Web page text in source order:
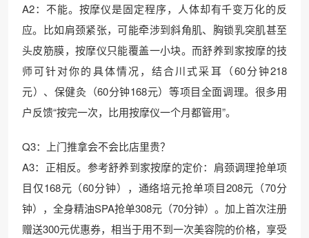
A2：不能。按摩仪是固定程序，人体却有千变万化的反
应。比如肩颈紧张，可能牵涉到斜角肌、胸锁乳突肌甚至
头皮筋膜，按摩仪只能覆盖一小块。而舒养到家按摩的技
师可针对你的具体情况，结合川式采耳（60分钟218
元）、保健灸（60分钟168元）等项目全面调理。很多用
户反馈“按完一次，比用按摩仪一个月都管用”。
Q3：上门推拿会不会比店里贵？
A3：正相反。参考舒养到家按摩的定价：肩颈调理抢单项
目仅168元（60分钟），通络培元抢单项目208元（70分
钟），全身精油SPA抢单308元（70分钟）。加上首次注册
赠送300元优惠券，相当于用不到一次美容院的价格，享受